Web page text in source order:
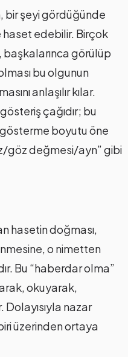
bir şeyi gördüğünde
edebilir. Birçok
görülüp
bu olgunun
anlaşılır kılar.
çağıdır; bu
boyutu öne
göz değmesi/ayn” gibi
hasetin doğması,
o nimetten
Bu “haberdar olma”
okuyarak,
nazar
üzerinden ortaya